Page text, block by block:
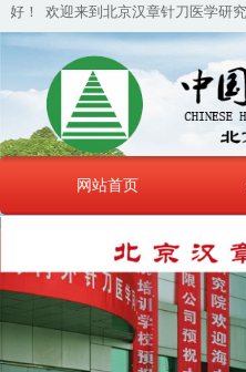
！ 欢迎来到北京汉章针刀医学研究院
网站首页